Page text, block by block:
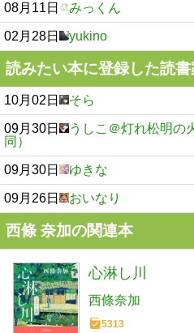
08月11日 みっくん
02月28日 yukino
読みたい本に登録した読
10月02日 そら
09月30日
うしこ＠灯れ松明の
同）
09月30日 ゆきな
09月26日 おいなり
西條 奈加の関連本
心淋し川
西條奈加
5313